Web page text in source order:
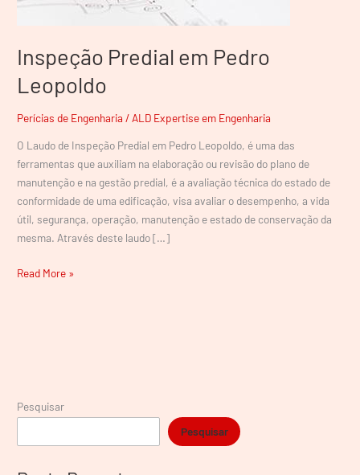
Inspeção Predial em Pedro
Leopoldo
Perícias de Engenharia / ALD Expertise em Engenharia
O Laudo de Inspeção Predial em Pedro Leopoldo, é uma das
ferramentas que auxiliam na elaboração ou revisão do plano de
manutenção e na gestão predial, é a avaliação técnica do estado de
conformidade de uma edificação, visa avaliar o desempenho, a vida
útil, segurança, operação, manutenção e estado de conservação da
mesma. Através deste laudo […]
Read More »
Pesquisar
Pesquisar